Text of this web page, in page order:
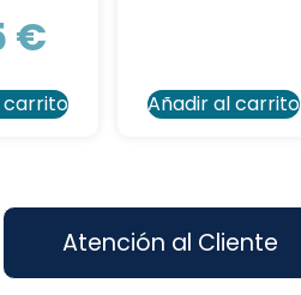
€
carrito Añadir al carrito
Atención al Cliente